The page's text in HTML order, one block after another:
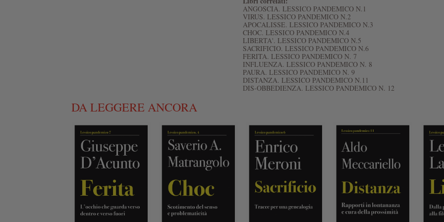
ANGOSCIA. LESSICO PANDEMICO N.1
VIRUS. LESSICO PANDEMICO N.2
APOCALISSE. LESSICO PANDEMICO N.3
CHOC. LESSICO PANDEMICO N.4
LIBERTA'. LESSICO PANDEMICO N.5
SACRIFICIO. LESSICO PANDEMICO N.6
FERITA. LESSICO PANDEMICO N. 7
INFLUENZA. LESSICO PANDEMICO N. 8
PAURA. LESSICO PANDEMICO N. 9
DISTANZA. LESSICO PANDEMICO N.11
DIS-OBBEDIENZA. LESSICO PANDEMICO N. 12
DA LEGGERE ANCORA